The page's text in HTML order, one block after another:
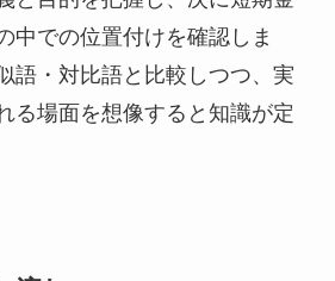
中での位置付けを確認しま
語・対比語と比較しつつ、実
る場面を想像すると知識が定